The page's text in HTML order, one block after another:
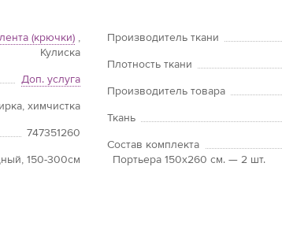
(крючки) ,
Кулиска
Доп. услуга
химчистка
747351260
150-300см
Производитель ткани
Плотность ткани
Производитель товара
Ткань
Состав комплекта
Портьера 150х260 см. — 2 шт.